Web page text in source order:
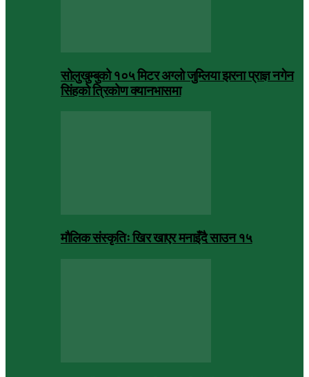
सोलुखुम्बुको १०५ मिटर अग्लो जुम्लिया झरना प्राज्ञ नगेन
सिंहको त्रिकोण क्यानभासमा
मौलिक संस्कृतिः खिर खाएर मनाइँदै साउन १५